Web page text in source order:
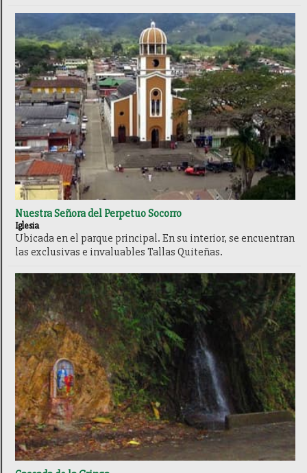
Nuestra Señora del Perpetuo Socorro
Iglesia
Ubicada en el parque principal. En su interior, se encuentran
las exclusivas e invaluables Tallas Quiteñas.